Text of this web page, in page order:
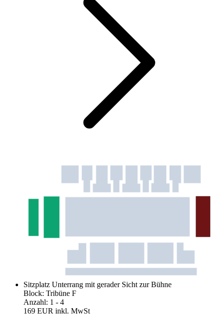
Sitzplatz Unterrang mit gerader Sicht zur Bühne
Block: Tribüne F
Anzahl: 1 - 4
169 EUR inkl. MwSt